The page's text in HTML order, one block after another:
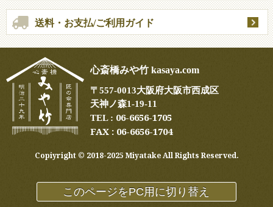
送料・お支払/ご利用ガイド
心斎橋みや竹 kasaya.com
〒557-0013大阪府大阪市西成区
天神ノ森1-19-11
TEL : 06-6656-1705
FAX : 06-6656-1704
Copiyright ©︎ 2018-2025 Miyatake All Rights Reserved.
このページをPC用に切り替え